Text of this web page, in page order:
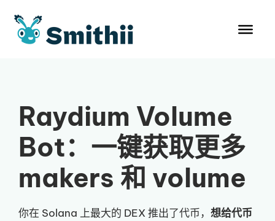
Raydium Volume
Bot：一键获取更多
makers 和 volume
你在 Solana 上最大的 DEX 推出了代币， 想给代币